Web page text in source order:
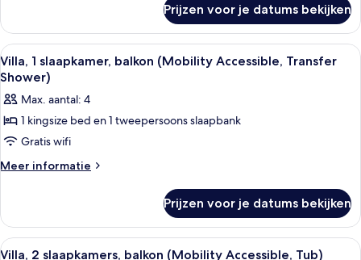
Roll-
In
Shower)
laden
1
slaapkamer,
balkon
(Mobility
Accessible,
Roll-
In
Shower)
Prijzen voor je datums bekijken
Alle
foto's
Villa,
1
slaapkamer,
balkon
Transfer
Shower)
laden
Hotelkamer met een zithoek, een
8
Villa, 1 slaapkamer, balkon (Mobility Accessible, Transfer
Shower)
Max. aantal: 4
1 kingsize bed en 1 tweepersoons slaapbank
Gratis wifi
Meer informatie
Meer
1
slaapkamer,
balkon
Prijzen voor je datums bekijken
Alle
Een keuken met houten kastjes,
11
Villa, 2 slaapkamers, balkon (Mobility Accessible, Tub)